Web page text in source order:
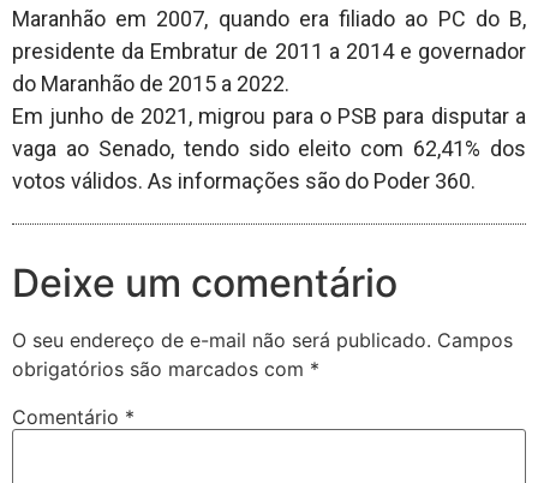
Maranhão em 2007, quando era filiado ao PC do B,
presidente da Embratur de 2011 a 2014 e governador
do Maranhão de 2015 a 2022.
Em junho de 2021, migrou para o PSB para disputar a
vaga ao Senado, tendo sido eleito com 62,41% dos
votos válidos. As informações são do Poder 360.
Deixe um comentário
O seu endereço de e-mail não será publicado. Campos
obrigatórios são marcados com *
Comentário *